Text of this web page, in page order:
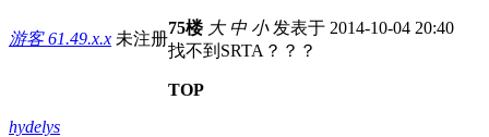
游客61.49.x.x 未注册
75楼 大 中 小发表于 2014-10-04 20:40
找不到SRTA？？？
TOP
hydelys